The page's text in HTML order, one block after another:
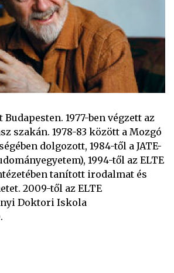
Budapesten. 1977-ben végzett az
szakán. 1978-83 között a Mozgó
dolgozott, 1984-től a JATE-
1994-től az ELTE
tanított irodalmat és
2009-től az ELTE
Doktori Iskola